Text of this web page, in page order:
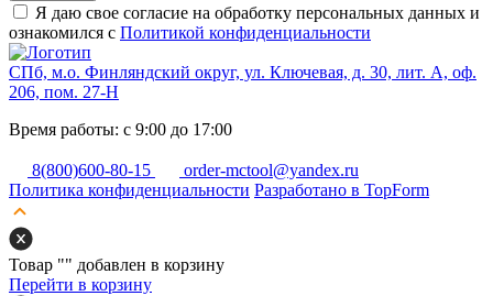
Я даю свое согласие на обработку персональных данных и
ознакомился с Политикой конфиденциальности
СПб, м.о. Финляндский округ, ул. Ключевая, д. 30, лит. А, оф.
206, пом. 27-Н
Время работы: с 9:00 до 17:00
8(800)600-80-15
order-mctool@yandex.ru
Политика конфиденциальности Разработано в TopForm
Товар "" добавлен в корзину
Перейти в корзину